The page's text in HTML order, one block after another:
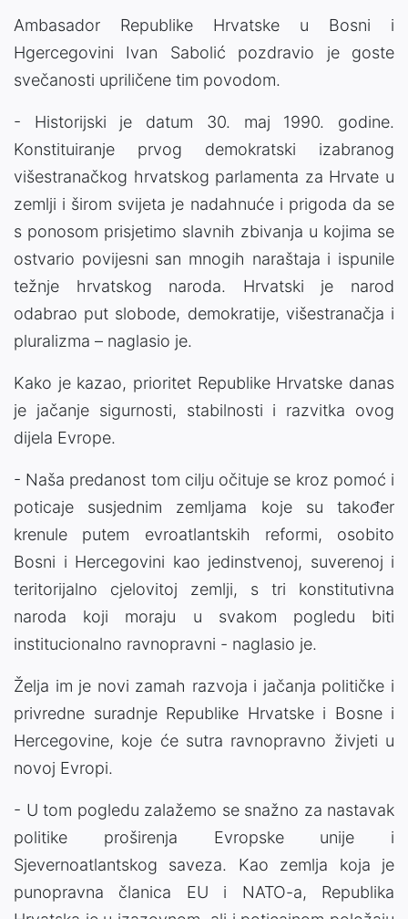
Ambasador Republike Hrvatske u Bosni i
Hgercegovini Ivan Sabolić pozdravio je goste
svečanosti upriličene tim povodom.
- Historijski je datum 30. maj 1990. godine.
Konstituiranje prvog demokratski izabranog
višestranačkog hrvatskog parlamenta za Hrvate u
zemlji i širom svijeta je nadahnuće i prigoda da se
s ponosom prisjetimo slavnih zbivanja u kojima se
ostvario povijesni san mnogih naraštaja i ispunile
težnje hrvatskog naroda. Hrvatski je narod
odabrao put slobode, demokratije, višestranačja i
pluralizma – naglasio je.
Kako je kazao, prioritet Republike Hrvatske danas
je jačanje sigurnosti, stabilnosti i razvitka ovog
dijela Evrope.
- Naša predanost tom cilju očituje se kroz pomoć i
poticaje susjednim zemljama koje su također
krenule putem evroatlantskih reformi, osobito
Bosni i Hercegovini kao jedinstvenoj, suverenoj i
teritorijalno cjelovitoj zemlji, s tri konstitutivna
naroda koji moraju u svakom pogledu biti
institucionalno ravnopravni - naglasio je.
Želja im je novi zamah razvoja i jačanja političke i
privredne suradnje Republike Hrvatske i Bosne i
Hercegovine, koje će sutra ravnopravno živjeti u
novoj Evropi.
- U tom pogledu zalažemo se snažno za nastavak
politike proširenja Evropske unije i
Sjevernoatlantskog saveza. Kao zemlja koja je
punopravna članica EU i NATO-a, Republika